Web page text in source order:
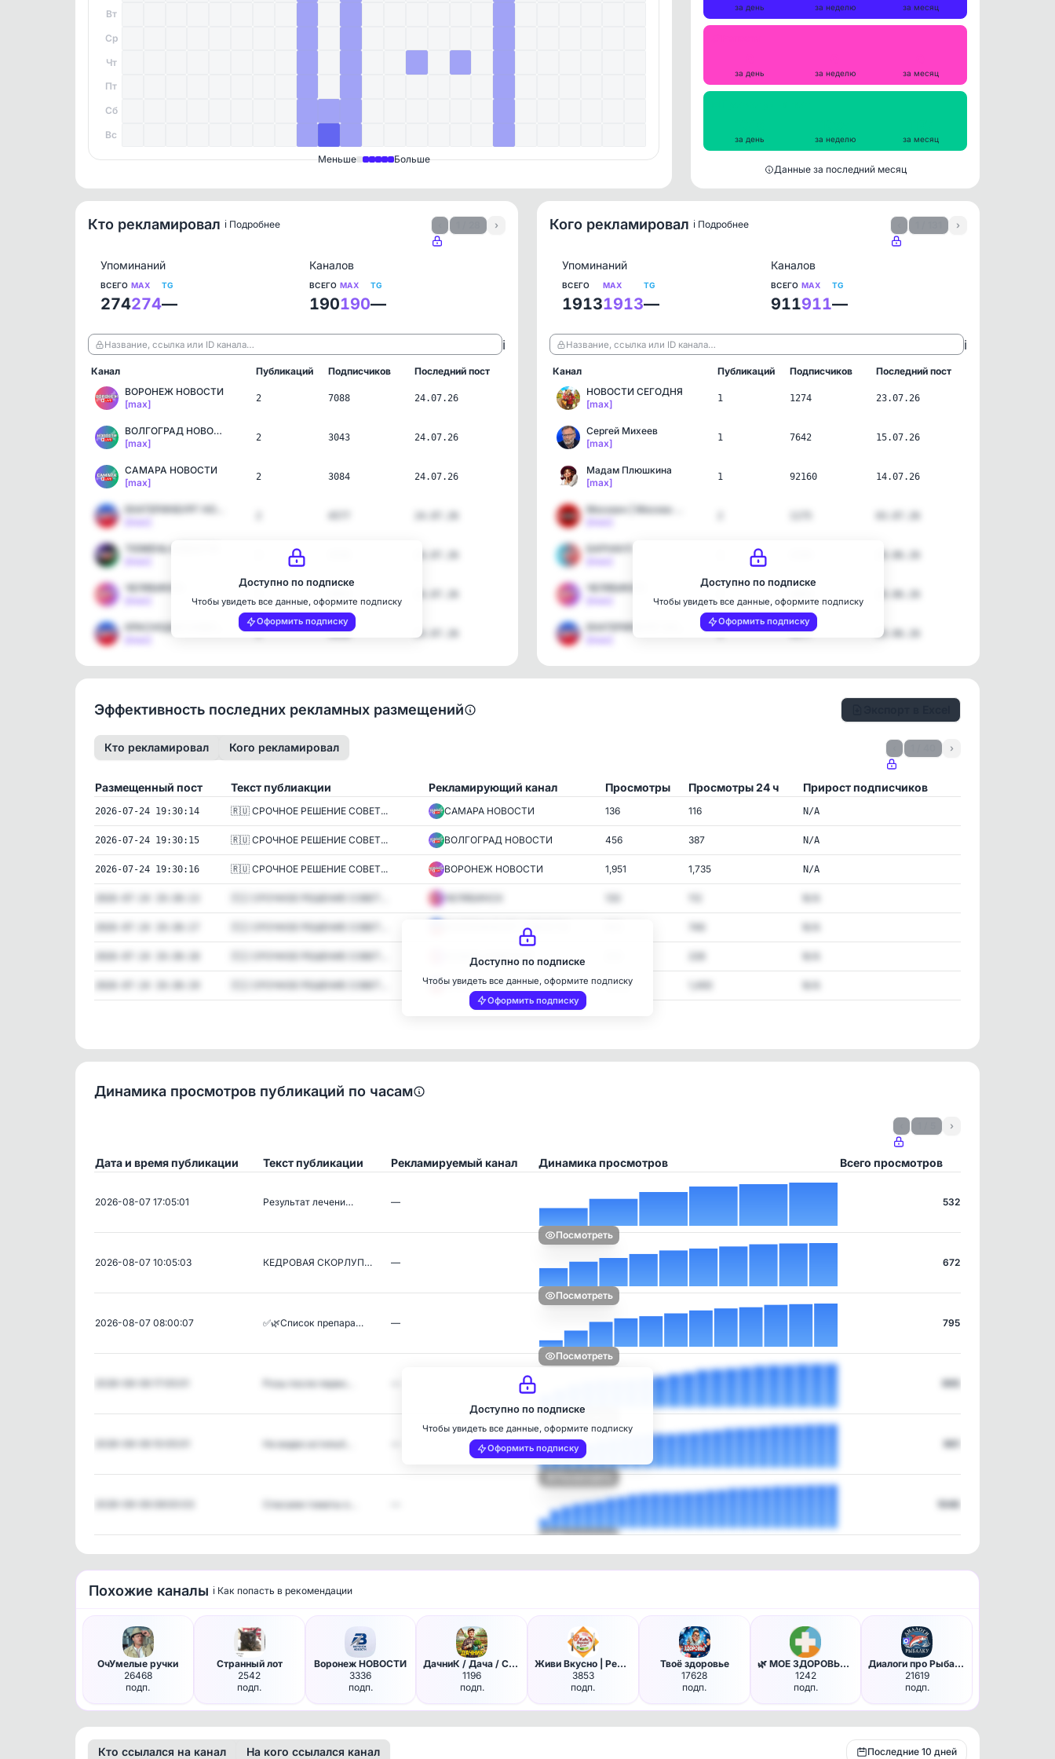
Вт
Ср
Чт
Пт
Сб
Вс
Меньше Больше
за день за неделю за месяц
за день за неделю за месяц
за день за неделю за месяц
Данные за последний месяц
Кто рекламировал ℹ️ Подробнее ›
Упоминаний
ВСЕГО
274
MAX
274
TG
—
Каналов
ВСЕГО
190
MAX
190
TG
—
Название, ссылка или ID канала… ℹ️
Канал Публикаций Подписчиков
Последний пост
ВОРОНЕЖ НОВОСТИ
[max]
2 7088 24.07.26
ВОЛГОГРАД НОВОСТИ
[max]
2 3043 24.07.26
САМАРА НОВОСТИ
[max]
2 3084 24.07.26
ТЮМЕНЬ НОВОСТИ
ЧЕЛЯБИНСК
2 5618 24.07.26
Доступно по подписке
Чтобы увидеть все данные, оформите подписку
Оформить подписку
Кого рекламировал ℹ️ Подробнее ›
Упоминаний
ВСЕГО
1913
MAX
1913
TG
—
Каналов
ВСЕГО
911
MAX
911
TG
—
Название, ссылка или ID канала… ℹ️
Канал Публикаций Подписчиков
Последний пост
НОВОСТИ СЕГОДНЯ
[max]
1 1274 23.07.26
Сергей Михеев
[max]
1 7642 15.07.26
Мадам Плюшкина
[max]
1 92160 14.07.26
БАРНАУЛ
ЧЕЛЯБИНСК
1 4577 20.06.26
Доступно по подписке
Чтобы увидеть все данные, оформите подписку
Оформить подписку
Эффективность последних рекламных размещений
Кто рекламировал Кого рекламировал ›
Размещенный пост Текст публиакции Рекламирующий канал Просмотры Просмотры 24 ч Прирост подписчиков
2026-07-24 19:30:14 🇷🇺 СРОЧНОЕ РЕШЕНИЕ СОВЕТ... САМАРА НОВОСТИ 136 116 N/A
2026-07-24 19:30:15 🇷🇺 СРОЧНОЕ РЕШЕНИЕ СОВЕТ... ВОЛГОГРАД НОВОСТИ 456 387 N/A
2026-07-24 19:30:16 🇷🇺 СРОЧНОЕ РЕШЕНИЕ СОВЕТ... ВОРОНЕЖ НОВОСТИ 1,951 1,735 N/A
🇷🇺 СРОЧНОЕ РЕШЕНИЕ СОВЕТ...
🇷🇺 СРОЧНОЕ РЕШЕНИЕ СОВЕТ... ЕКАТЕРИНБУРГ НОВОСТИ
🇷🇺 СРОЧНОЕ РЕШЕНИЕ СОВЕТ... КАЗАНЬ НОВОСТИ
🇷🇺 СРОЧНОЕ РЕШЕНИЕ СОВЕТ... КРАСНОДАР НОВОСТИ 1,646
Доступно по подписке
Чтобы увидеть все данные, оформите подписку
Оформить подписку
Динамика просмотров публикаций по часам
›
Дата и время публикации Текст публикации Рекламируемый канал Динамика просмотров Всего просмотров
2026-08-07 17:05:01 Результат лечени… —
Посмотреть
532
2026-08-07 10:05:03 КЕДРОВАЯ СКОРЛУП… —
Посмотреть
672
2026-08-07 08:00:07 ✅🌿Список препара… —
Посмотреть
795
Розы после перво…
Посмотреть
995
На видео астильб…
Посмотреть
961
Спасаем томаты о…
Посмотреть
1046
Доступно по подписке
Чтобы увидеть все данные, оформите подписку
Оформить подписку
Похожие каналы ℹ️ Как попасть в рекомендации
ОчУмелые ручки
26468
подп.
Странный лот
2542
подп.
Воронеж НОВОСТИ
3336
подп.
ДачниК / Дача / Сад / Огород
1196
подп.
Живи Вкусно | Рецепты
3853
подп.
Твоё здоровье
17628
подп.
🌿 МОЕ ЗДОРОВЬЕ - питание диет…
1242
подп.
Диалоги про Рыбалку
21619
подп.
Кто ссылался на канал На кого ссылался канал Последние 10 дней